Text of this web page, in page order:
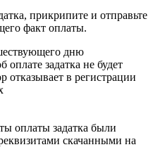
прикрипите и отправьте
факт оплаты.
дню
оплате задатка не будет
отказывает в регистрации
оплаты задатка были
скачанными на